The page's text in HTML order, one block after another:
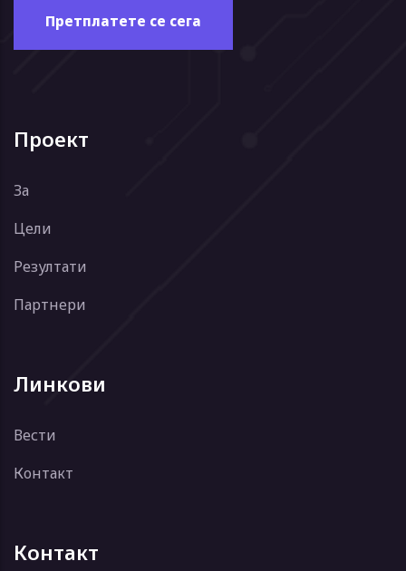
Проект
За
Цели
Резултати
Партнери
Линкови
Вести
Контакт
Контакт